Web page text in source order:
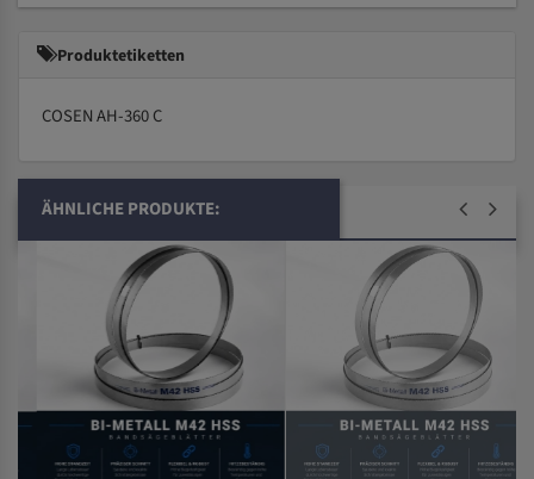
Produktetiketten
COSEN AH-360 C
ÄHNLICHE PRODUKTE: